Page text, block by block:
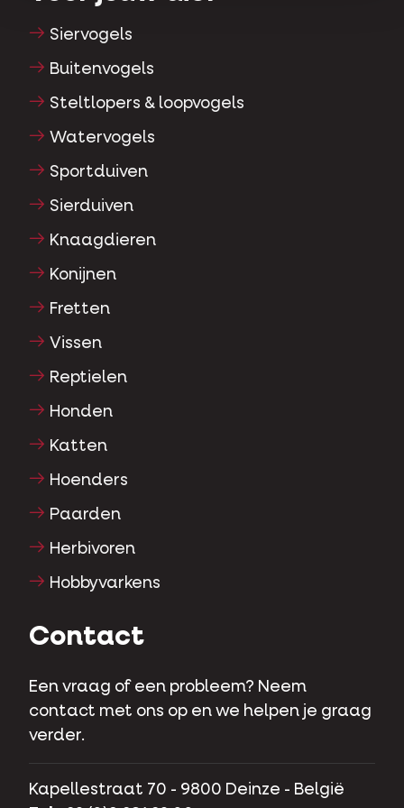
Siervogels
Buitenvogels
Steltlopers & loopvogels
Watervogels
Sportduiven
Sierduiven
Knaagdieren
Konijnen
Fretten
Vissen
Reptielen
Honden
Katten
Hoenders
Paarden
Herbivoren
Hobbyvarkens
Contact
Een vraag of een probleem? Neem
contact met ons op en we helpen je graag
verder.
Kapellestraat 70 - 9800 Deinze - België